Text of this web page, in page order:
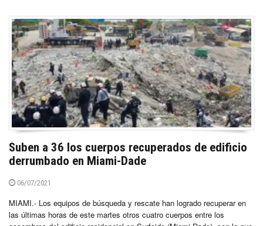
Suben a 36 los cuerpos recuperados de edificio
derrumbado en Miami-Dade
06/07/2021
MIAMI.- Los equipos de búsqueda y rescate han logrado recuperar en
las últimas horas de este martes otros cuatro cuerpos entre los